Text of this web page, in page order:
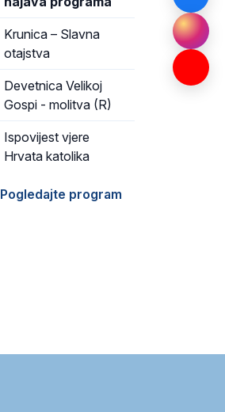
Krunica – Slavna
otajstva
Devetnica Velikoj
Gospi - molitva (R)
Ispovijest vjere
Hrvata katolika
Pogledajte program